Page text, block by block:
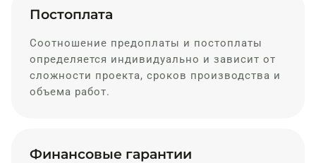
Постоплата
Соотношение предоплаты и постоплаты
определяется индивидуально и зависит от
сложности проекта, сроков производства и
объема работ.
Финансовые гарантии